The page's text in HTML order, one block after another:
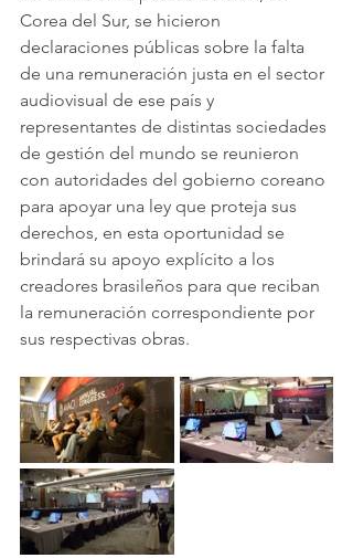
Corea del Sur, se hicieron
declaraciones públicas sobre la falta
de una remuneración justa en el sector
audiovisual de ese país y
representantes de distintas sociedades
de gestión del mundo se reunieron
con autoridades del gobierno coreano
para apoyar una ley que proteja sus
derechos, en esta oportunidad se
brindará su apoyo explícito a los
creadores brasileños para que reciban
la remuneración correspondiente por
sus respectivas obras.